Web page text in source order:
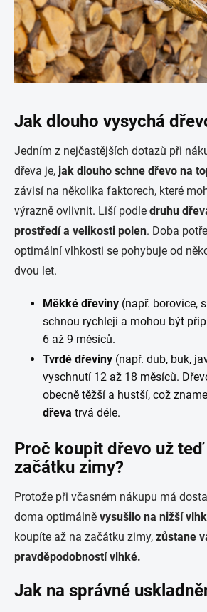
Jak dlouho vysychá
Jedním z nejčastějších dotazů při
dřeva je, jak dlouho schne dřevo na
závisí na několika faktorech, které
výrazně ovlivnit. Liší podle druhu
prostředí a velikosti polen. Doba
optimální vlhkosti se pohybuje od
dvou let.
Měkké dřeviny (např. borovice,
schnou rychleji a mohou být
6 až 9 měsíců.
Tvrdé dřeviny (např. dub, buk,
vyschnutí 12 až 18 měsíců.
obecně těžší a hustší, což
dřeva trvá déle.
Proč koupit dřevo už teď
začátku zimy?
Protože při včasném nákupu má
doma optimálně vysušilo na nižší
koupíte až na začátku zimy, zůstane
pravděpodobností vlhké.
Jak na správné